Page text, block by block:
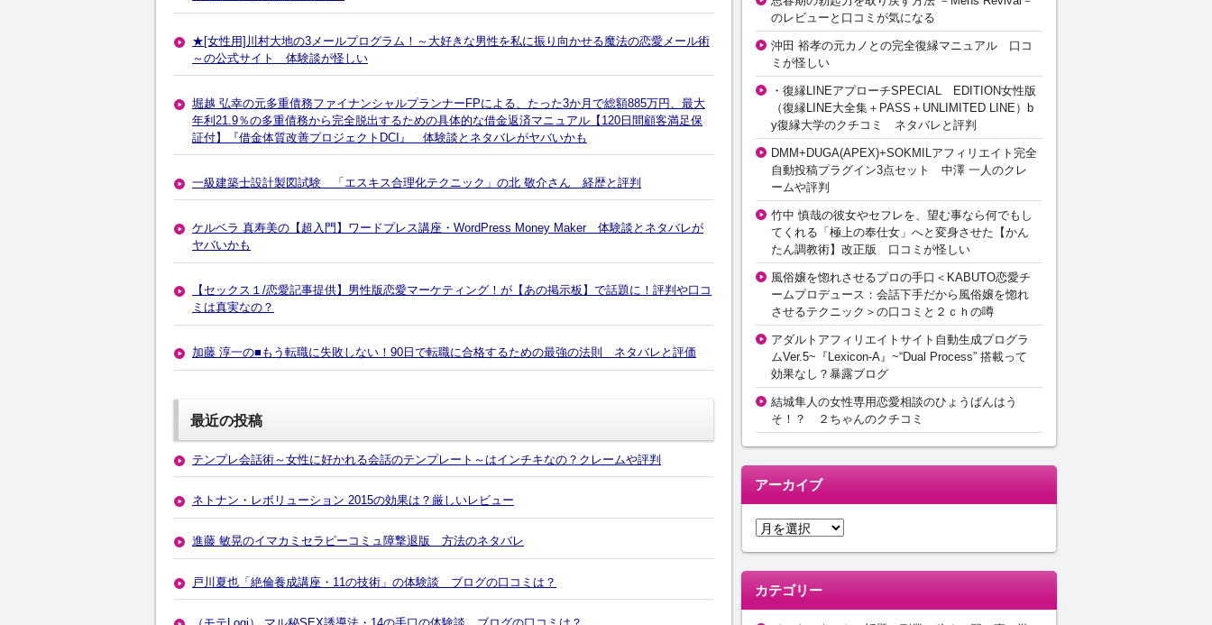
★[女性用]川村大地の3メールプログラム！～大好きな男性を私に振り向かせる魔法の恋愛メール術
～の公式サイト 体験談が怪しい
堀越 弘幸の元多重債務ファイナンシャルプランナーFPによる、たった3か月で総額885万円、最大
年利21.9％の多重債務から完全脱出するための具体的な借金返済マニュアル【120日間顧客満足保
証付】『借金体質改善プロジェクトDCI』 体験談とネタバレがヤバいかも
一級建築士設計製図試験 「エスキス合理化テクニック」の北 敬介さん 経歴と評判
ケルベラ 真寿美の【超入門】ワードプレス講座・WordPress Money Maker 体験談とネタバレが
ヤバいかも
【セックス１/恋愛記事提供】男性版恋愛マーケティング！が【あの掲示板】で話題に！評判や口コ
ミは真実なの？
加藤 淳一の■もう転職に失敗しない！90日で転職に合格するための最強の法則 ネタバレと評価
最近の投稿
テンプレ会話術～女性に好かれる会話のテンプレート～はインチキなの？クレームや評判
ネトナン・レボリューション 2015の効果は？厳しいレビュー
進藤 敏晃のイマカミセラピーコミュ障撃退版 方法のネタバレ
戸川夏也「絶倫養成講座・11の技術」の体験談 ブログの口コミは？
のレビューと口コミが気になる
沖田 裕孝の元カノとの完全復縁マニュアル 口コ
ミが怪しい
・復縁LINEアプローチSPECIAL EDITION女性版
（復縁LINE大全集＋PASS＋UNLIMITED LINE）b
y復縁大学のクチコミ ネタバレと評判
DMM+DUGA(APEX)+SOKMILアフィリエイト完全
自動投稿プラグイン3点セット 中澤 一人のクレ
ームや評判
竹中 慎哉の彼女やセフレを、望む事なら何でもし
てくれる「極上の奉仕女」へと変身させた【かん
たん調教術】改正版 口コミが怪しい
風俗嬢を惚れさせるプロの手口＜KABUTO恋愛チ
ームプロデュース：会話下手だから風俗嬢を惚れ
させるテクニック＞の口コミと２ｃｈの噂
アダルトアフィリエイトサイト自動生成プログラ
ムVer.5~『Lexicon-A』~“Dual Process” 搭載って
効果なし？暴露ブログ
結城隼人の女性専用恋愛相談のひょうばんはう
そ！？ ２ちゃんのクチコミ
アーカイブ
ア
イ
カテゴリー